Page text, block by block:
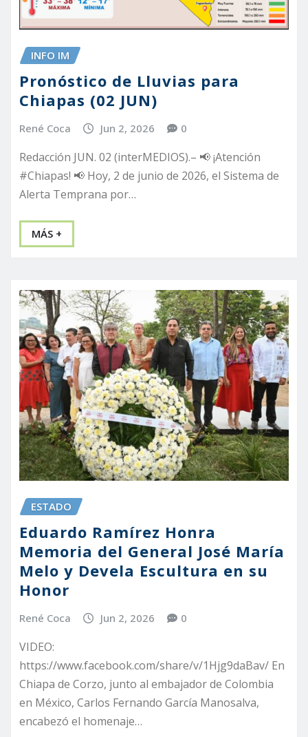
INFO IM
Pronóstico de Lluvias para
Chiapas (02 JUN)
René Coca Jun 2, 2026 0
Redacción JUN. 02 (interMEDIOS).– 📢 ¡Atención
#Chiapas! 📢 Hoy, 2 de junio de 2026, el Sistema de
Alerta Temprana por…
MÁS +
ESTADO
Eduardo Ramírez Honra
Memoria del General José María
Melo y Devela Escultura en su
Honor
René Coca Jun 2, 2026 0
VIDEO:
https://www.facebook.com/share/v/1Hjg9daBav/ En
Chiapa de Corzo, junto al embajador de Colombia
en México, Carlos Fernando García Manosalva,
encabezó el homenaje…